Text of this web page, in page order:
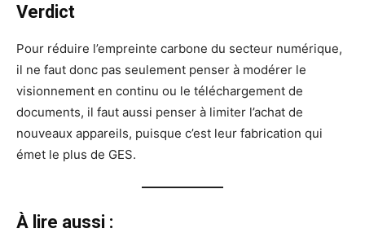
Verdict
Pour réduire l’empreinte carbone du secteur numérique,
il ne faut donc pas seulement penser à modérer le
visionnement en continu ou le téléchargement de
documents, il faut aussi penser à limiter l’achat de
nouveaux appareils, puisque c’est leur fabrication qui
émet le plus de GES.
À lire aussi :